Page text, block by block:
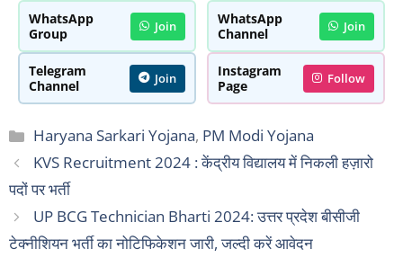
WhatsApp
Group
Join
WhatsApp
Channel
Join
Telegram
Channel
Join
Instagram
Page
Follow
Categories
Haryana Sarkari Yojana, PM Modi Yojana
KVS Recruitment 2024 : केंद्रीय विद्यालय में निकली हज़ारो
पदों पर भर्ती
UP BCG Technician Bharti 2024: उत्तर प्रदेश बीसीजी
टेक्नीशियन भर्ती का नोटिफिकेशन जारी, जल्दी करें आवेदन